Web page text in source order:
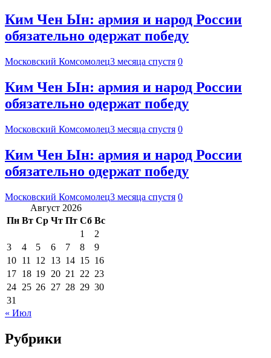
Ким Чен Ын: армия и народ России
обязательно одержат победу
Московский Комсомолец3 месяца спустя 0
Ким Чен Ын: армия и народ России
обязательно одержат победу
Московский Комсомолец3 месяца спустя 0
Ким Чен Ын: армия и народ России
обязательно одержат победу
Московский Комсомолец3 месяца спустя 0
Август 2026
Пн Вт Ср Чт Пт Сб Вс
1
2
3
4 5 6 7 8
9
10 11 12 13 14 15 16
17 18 19 20 21 22 23
24 25 26 27 28 29 30
31
« Июл
Рубрики